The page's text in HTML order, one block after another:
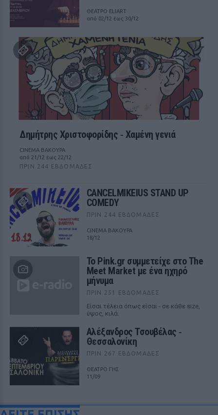
ΘΕΑΤΡΟ ELIART
από 02/12 έως 30/12
Δημήτρης Χριστοφορίδης ‑ Χαμένη γενιά
CINEMA ΒΑΚΟΥΡΑ
από 21/12 έως 22/12
ΠΡΙΝ 244 ΕΒΔΟΜΆΔΕΣ
CANCELMIKEIUS STAND UP
COMEDY
ΠΡΙΝ 244 ΕΒΔΟΜΆΔΕΣ
CINEMA ΒΑΚΟΥΡΑ
18/12
Το Pink.gr συμμετείχε στο The
Meet Market με ένα ηχηρό
μήνυμα
ΠΡΙΝ 251 ΕΒΔΟΜΆΔΕΣ
Είσαι τέλεια όπως είσαι - σε κάθε size,
ύψος, κιλά.
Αλέξανδρος Τσουβέλας ‑
Θεσσαλονίκη
ΠΡΙΝ 267 ΕΒΔΟΜΆΔΕΣ
ΘΕΑΤΡΟ ΓΗΣ
11/09